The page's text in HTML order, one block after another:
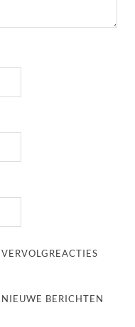
BERICHTEN